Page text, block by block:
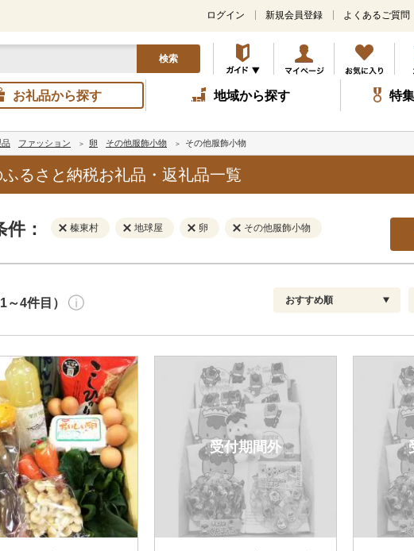
メ
ン
コ
ン
テ
ツ
ッ
ログイン 新規会員登録 よくあるご質問
検索
お礼品から探す 地域から探す 特
品 ファッション 卵 その他服飾小物 その他服飾小物
るさと納税お礼品・返礼品一覧
件： 榛東村 地球屋 卵 その他服飾小物
円
方法 解除
ジットカード決済
Pay
ペイ
ペイ
ビニ支払い
トバンクまとめて支払い
解除
発送種別
冷蔵便
冷凍便
配送指定
お届け日
お届け時
発送され
その他
さとふる
さとふる
対象
～4件目） おすすめ順
新着順
レビュー件数順
レビュー評価順
寄付金額が高い順
寄付金額が低い順
受付期間外